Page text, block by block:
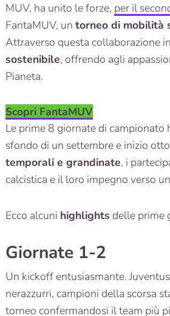
MUV, ha unito le forze, per il
FantaMUV, un torneo di mobilità
Attraverso questa collaborazione
sostenibile, offrendo agli
Pianeta.
Scopri FantaMUV
Le prime 8 giornate di
sfondo di un settembre e inizio
temporali e grandinate, i
calcistica e il loro impegno verso
Ecco alcuni highlights delle prime
Giornate 1-2
Un kickoff entusiasmante.
nerazzurri, campioni della scorsa
torneo confermandosi il team più